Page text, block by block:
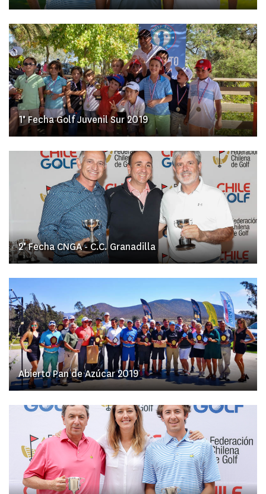
1° Fecha Golf Juvenil Sur 2019
2° Fecha CNGA - C.C. Granadilla
Abierto Pan de Azúcar 2019